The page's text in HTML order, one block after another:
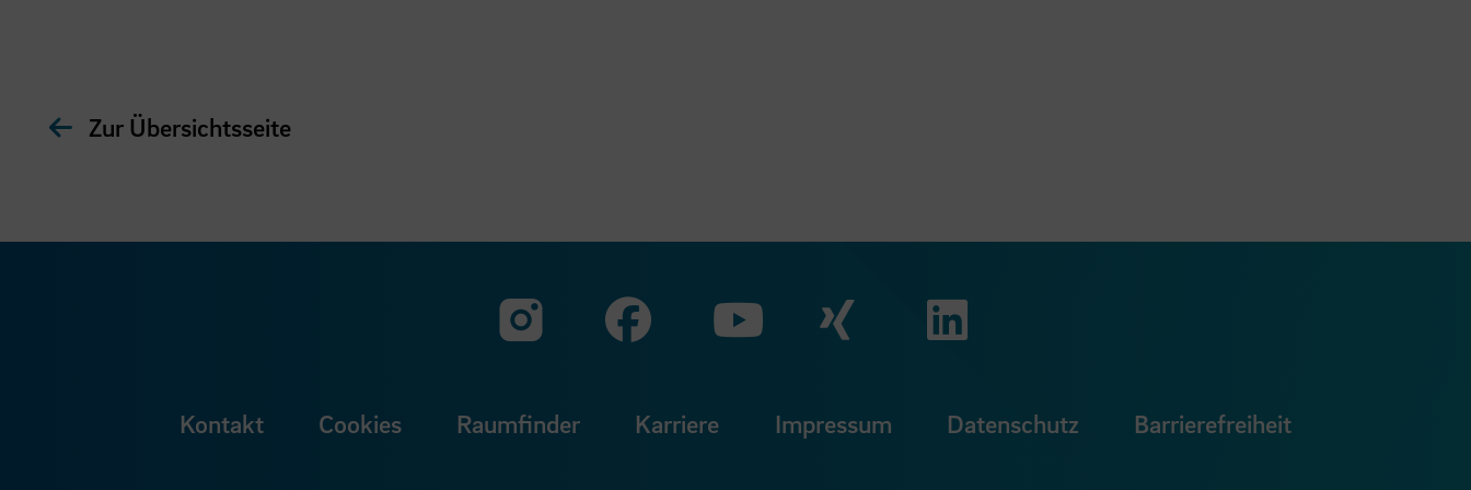
Zur Übersichtsseite
Zu unserer Facebook Seite
Zu unserer Xing Seite
Zu unserer LinkedIn Seite
Kontakt Cookies Raumfinder Karriere Impressum Datenschutz Barrierefreiheit